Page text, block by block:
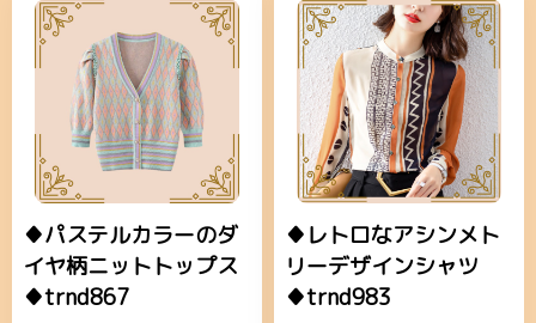
♦パステルカラーのダ
イヤ柄ニットトップス
♦trnd867
♦レトロなアシンメト
リーデザインシャツ
♦trnd983